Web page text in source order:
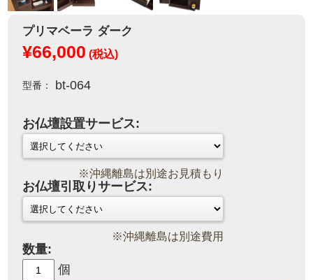
プリマベーラ ダーク
¥66,000 (税込)
型番： bt-064
お仏壇設置サービス:
※沖縄離島は別途お見積もり
お仏壇引取りサービス:
※沖縄離島は別途費用
数量:
個